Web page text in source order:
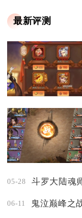
最新评测
05-28 斗罗大陆魂
06-11 鬼泣巅峰之